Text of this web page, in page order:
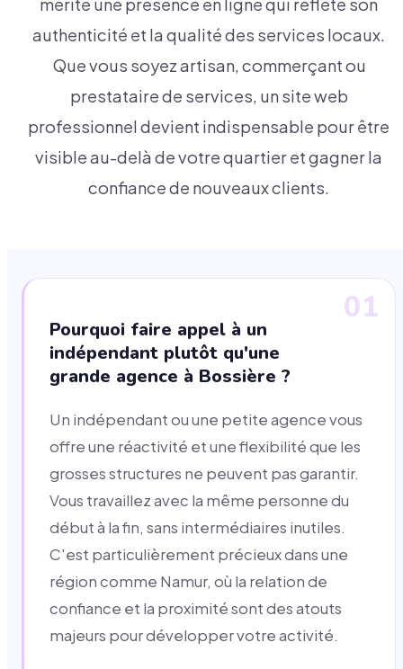
mérite une présence en ligne qui reflète son
authenticité et la qualité des services locaux.
Que vous soyez artisan, commerçant ou
prestataire de services, un site web
professionnel devient indispensable pour être
visible au-delà de votre quartier et gagner la
confiance de nouveaux clients.
01
Pourquoi faire appel à un
indépendant plutôt qu'une
grande agence à Bossière ?
Un indépendant ou une petite agence vous
offre une réactivité et une flexibilité que les
grosses structures ne peuvent pas garantir.
Vous travaillez avec la même personne du
début à la fin, sans intermédiaires inutiles.
C'est particulièrement précieux dans une
région comme Namur, où la relation de
confiance et la proximité sont des atouts
majeurs pour développer votre activité.